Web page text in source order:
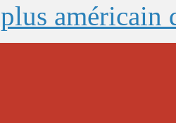
américain